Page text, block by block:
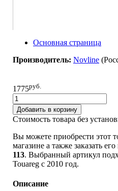
Основная страница
Производитель: Novline
1775руб.
Добавить в корзину
Стоимость товара без
Вы можете приобрести этот
магазине а также заказать
113. Выбранный артикул
Touareg c 2010 год.
Описание